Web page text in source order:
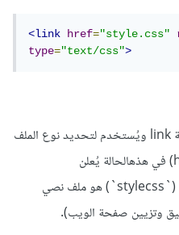
<link href="style.css"
type="text/css">
type="text/css" هو جزء من علامة link ويُستخدم لتحديد نوع الملف
الذي يتم ربطه باستخدام الرابط (href) في هذهالحالة يُعلن
type="text/css" أن الملف المُرتبط (`stylecss`) هو ملف نصي